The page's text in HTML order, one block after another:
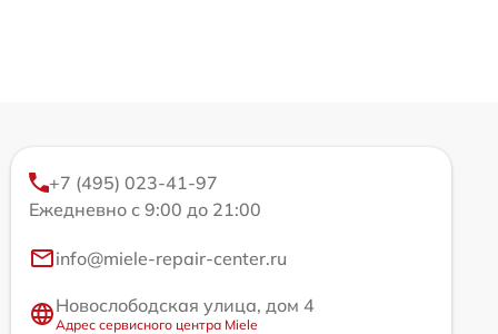
+7 (495) 023-41-97
Ежедневно с 9:00 до 21:00
info@miele-repair-center.ru
Новослободская улица, дом 4
Адрес сервисного центра Miele